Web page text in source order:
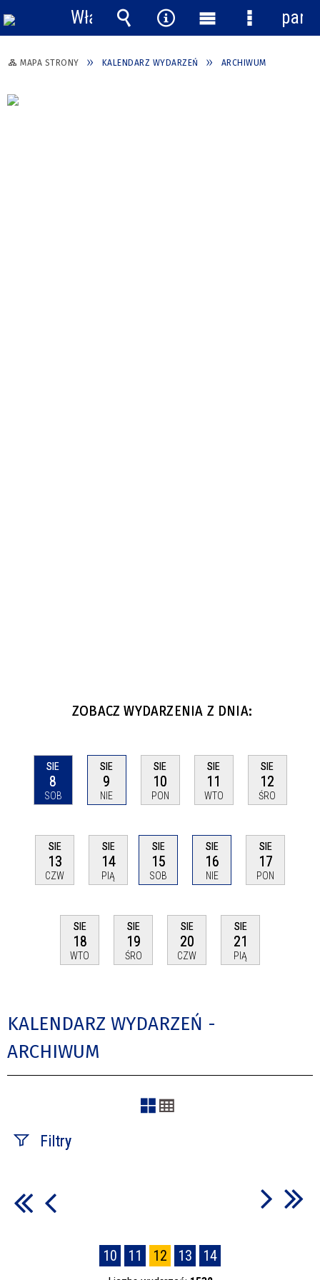
MAPA STRONY KALENDARZ WYDARZEŃ ARCHIWUM
ZOBACZ WYDARZENIA Z DNIA:
SIE
8
SOB
SIE
9
NIE
SIE
10
PON
SIE
11
WTO
SIE
12
ŚRO
SIE
13
CZW
SIE
14
PIĄ
SIE
15
SOB
SIE
16
NIE
SIE
17
PON
SIE
18
WTO
SIE
19
ŚRO
SIE
20
CZW
SIE
21
PIĄ
KALENDARZ WYDARZEŃ -
ARCHIWUM
Filtry
10 11 12 13 14
Włącz
powiadomienia
Wyszukiwarka
Narzędzia
Menu
główne
Menu
panel